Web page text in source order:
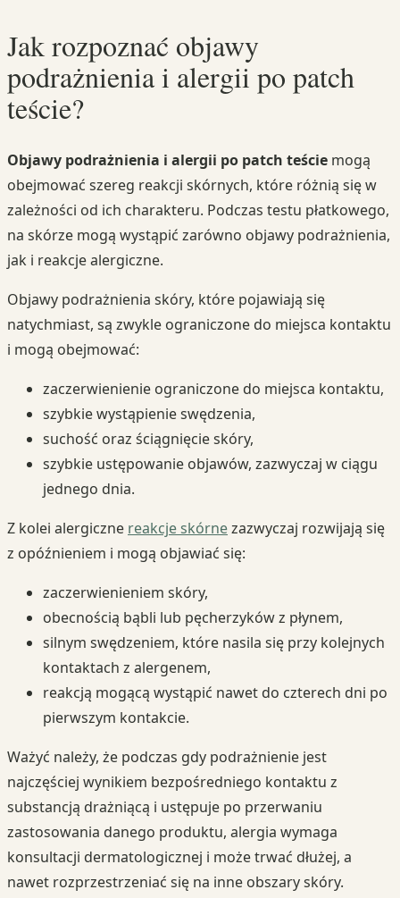
Jak rozpoznać objawy
podrażnienia i alergii po patch
teście?
Objawy podrażnienia i alergii po patch teście mogą
obejmować szereg reakcji skórnych, które różnią się w
zależności od ich charakteru. Podczas testu płatkowego,
na skórze mogą wystąpić zarówno objawy podrażnienia,
jak i reakcje alergiczne.
Objawy podrażnienia skóry, które pojawiają się
natychmiast, są zwykle ograniczone do miejsca kontaktu
i mogą obejmować:
zaczerwienienie ograniczone do miejsca kontaktu,
szybkie wystąpienie swędzenia,
suchość oraz ściągnięcie skóry,
szybkie ustępowanie objawów, zazwyczaj w ciągu
jednego dnia.
Z kolei alergiczne reakcje skórnezazwyczaj rozwijają się
z opóźnieniem i mogą objawiać się:
zaczerwienieniem skóry,
obecnością bąbli lub pęcherzyków z płynem,
silnym swędzeniem, które nasila się przy kolejnych
kontaktach z alergenem,
reakcją mogącą wystąpić nawet do czterech dni po
pierwszym kontakcie.
Ważyć należy, że podczas gdy podrażnienie jest
najczęściej wynikiem bezpośredniego kontaktu z
substancją drażniącą i ustępuje po przerwaniu
zastosowania danego produktu, alergia wymaga
konsultacji dermatologicznej i może trwać dłużej, a
nawet rozprzestrzeniać się na inne obszary skóry.